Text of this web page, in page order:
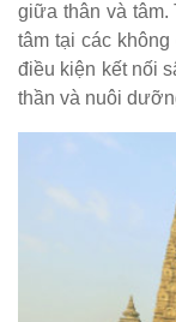
giữa thân và tâm.
tâm tại các
điều kiện kết nối
thần và nuôi